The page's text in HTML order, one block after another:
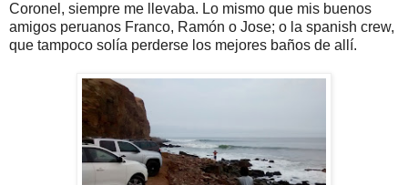
Coronel, siempre me llevaba. Lo mismo que mis buenos
amigos peruanos Franco, Ramón o Jose; o la spanish crew,
que tampoco solía perderse los mejores baños de allí.